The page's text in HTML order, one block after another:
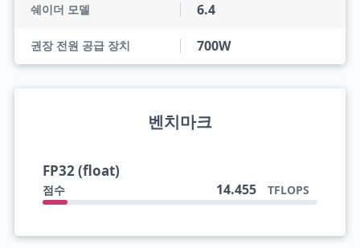
쉐이더 모델 6.4
권장 전원 공급 장치 700W
벤치마크
FP32 (float)
점수 14.455 TFLOPS